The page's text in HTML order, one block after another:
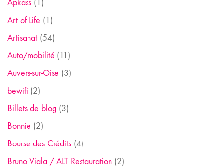
Apkass (1)
Art of Life (1)
Artisanat (54)
Auto/mobilité (11)
Auvers-sur-Oise (3)
bewifi (2)
Billets de blog (3)
Bonnie (2)
Bourse des Crédits (4)
Bruno Viala / ALT Restauration (2)